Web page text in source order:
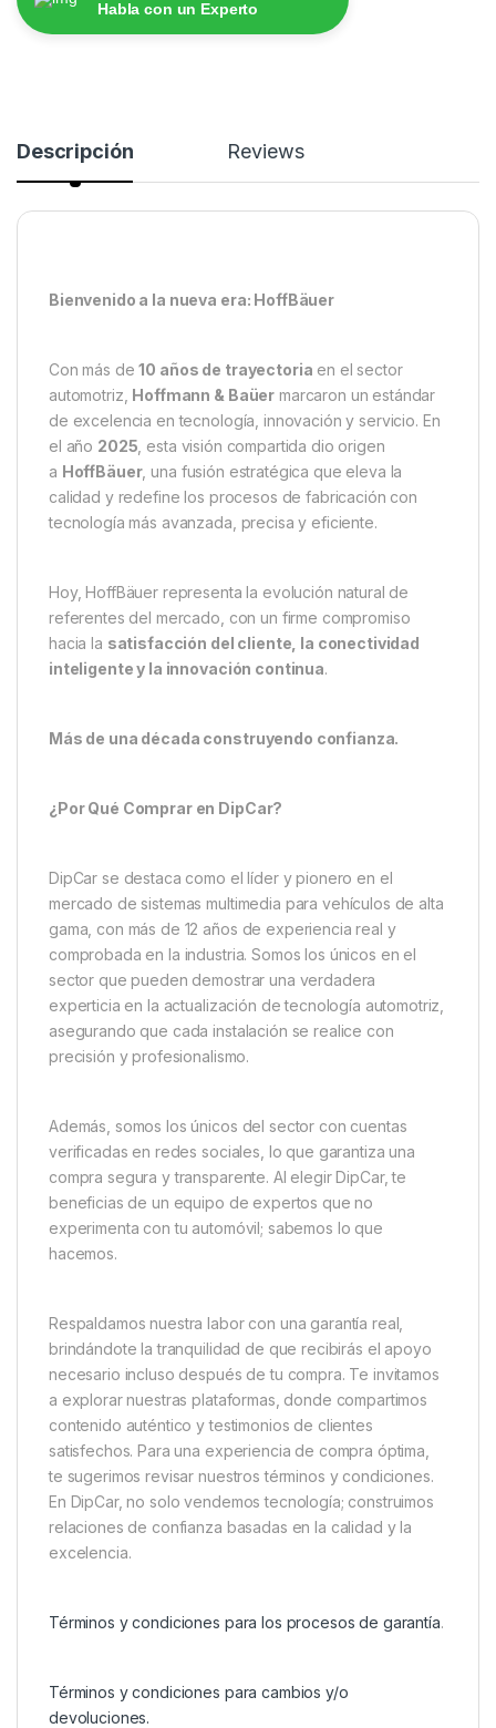
Habla con un Experto
Descripción Reviews
Bienvenido a la nueva era: HoffBäuer
Con más de10 años de trayectoria en el sector
automotriz, Hoffmann & Baüer marcaron un estándar
de excelencia en tecnología, innovación y servicio. En
el año 2025 , esta visión compartida dio origen
a HoffBäuer, una fusión estratégica que eleva la
calidad y redefine los procesos de fabricación con
tecnología más avanzada, precisa y eficiente.
Hoy, HoffBäuer representa la evolución natural de
referentes del mercado, con un firme compromiso
hacia la satisfacción del cliente, la conectividad
inteligente y la innovación continua.
Más de una década construyendo confianza.
¿Por Qué Comprar en DipCar?
DipCar se destaca como el líder y pionero en el
mercado de sistemas multimedia para vehículos de alta
gama, con más de 12 años de experiencia real y
comprobada en la industria. Somos los únicos en el
sector que pueden demostrar una verdadera
experticia en la actualización de tecnología automotriz,
asegurando que cada instalación se realice con
precisión y profesionalismo.
Además, somos los únicos del sector con cuentas
verificadas en redes sociales, lo que garantiza una
compra segura y transparente. Al elegir DipCar, te
beneficias de un equipo de expertos que no
experimenta con tu automóvil; sabemos lo que
hacemos.
Respaldamos nuestra labor con una garantía real,
brindándote la tranquilidad de que recibirás el apoyo
necesario incluso después de tu compra. Te invitamos
a explorar nuestras plataformas, donde compartimos
contenido auténtico y testimonios de clientes
satisfechos. Para una experiencia de compra óptima,
te sugerimos revisar nuestros términos y condiciones.
En DipCar, no solo vendemos tecnología; construimos
relaciones de confianza basadas en la calidad y la
excelencia.
Términos y condiciones para los procesos de garantía.
Términos y condiciones para cambios y/o
devoluciones.